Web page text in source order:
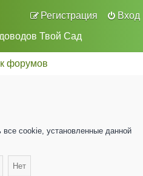
Вход
Регистрация
Твой Сад
форумов
cookie, установленные данной